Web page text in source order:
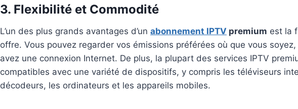
3. Flexibilité et Commodité
L’un des plus grands avantages d’un abonnement IPTV premium est la
offre. Vous pouvez regarder vos émissions préférées où que vous
avez une connexion Internet. De plus, la plupart des services IPTV
compatibles avec une variété de dispositifs, y compris les téléviseurs
décodeurs, les ordinateurs et les appareils mobiles.